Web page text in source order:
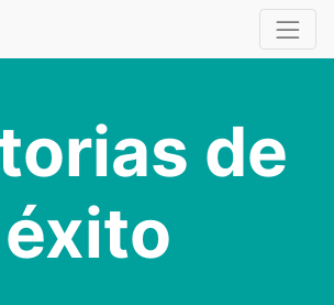
de
éxito